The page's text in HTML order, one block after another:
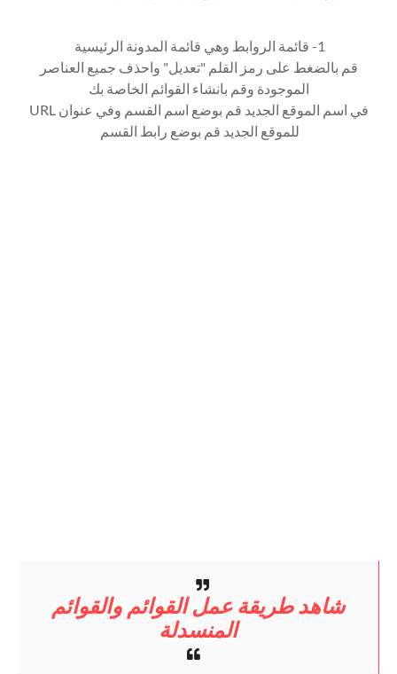
1- قائمة الروابط وهي قائمة المدونة الرئيسية
قم بالضغط على رمز القلم "تعديل" واحذف جميع العناصر
الموجودة وقم بانشاء القوائم الخاصة بك
في اسم الموقع الجديد قم بوضع اسم القسم وفي ‏عنوان URL
للموقع الجديد قم بوضع رابط القسم
شاهد طريقة عمل القوائم والقوائم
المنسدلة